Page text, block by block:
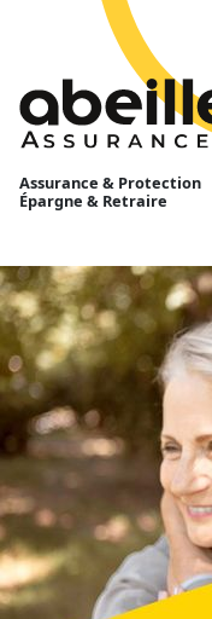
Assurance & Protection
Épargne & Retraire